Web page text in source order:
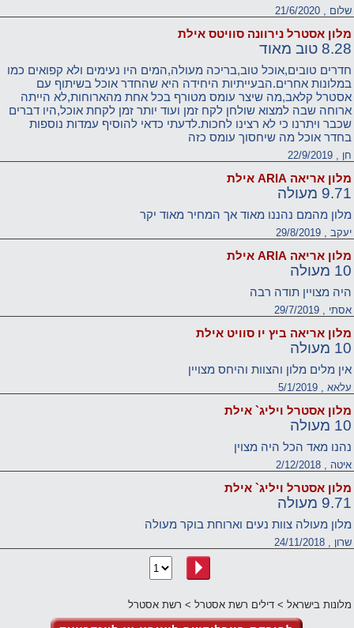
שלום , 21/6/2020
מלון אסטרל נירוונה סוויטס אילת
8.28 טוב מאוד
חדרים טובים,אוכל טוב,בריכה מעולה,המים היו נעימים ולא קפואים כמו
במלונות אחרים.הבעייתיות היחידה היא שהחדר אוכל בשיתוף עם
אסטרל קלאב,מה שיצר עומס מטורף בכל אחת מהארוחות,לא הייתה
ארוחה שבה למצוא שולחן לקח זמן ועוד יותר זמן לקחת אוכל,היו דברים
שכבר ויתרנו כי לא רצינו לחכות.לדעתי כדאי להוסיף עמדות נוספות
בחדר אוכל מה שיחסוך עומס כזה
חן , 22/9/2019
מלון אריאה ARIA אילת
9.71 מעולה
מלון מהמם נהננו מאוד אך המחיר מאוד יקר
יעקב , 29/8/2019
מלון אריאה ARIA אילת
10 מעולה
היה מצויין תודה רבה
אסתי , 29/7/2019
מלון אריאה ביץ יו סוויט אילת
10 מעולה
אין מלים מלון והצוות והיחס מצויין
עלאא , 5/1/2019
מלון אסטרל ויליג` אילת
10 מעולה
נהנו מאד הכל היה מצוין
איטה , 2/12/2018
מלון אסטרל ויליג` אילת
9.71 מעולה
מלון מעולה צוות נעים וארוחת בוקר מעולה
שרון , 24/11/2018
מלונות בישראל > דילים רשת אסטרל > רשת אסטרל